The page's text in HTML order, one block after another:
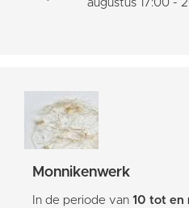
augustus 17:00 -
Monnikenwerk
In de periode van 10 tot en